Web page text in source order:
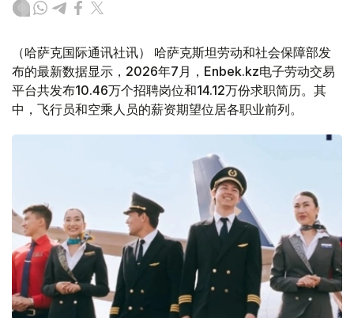
（哈萨克国际通讯社讯） 哈萨克斯坦劳动和社会保障部发
布的最新数据显示，2026年7月，Enbek.kz电子劳动交易
平台共发布10.46万个招聘岗位和14.12万份求职简历。其
中，飞行员和空乘人员的薪资期望位居各职业前列。